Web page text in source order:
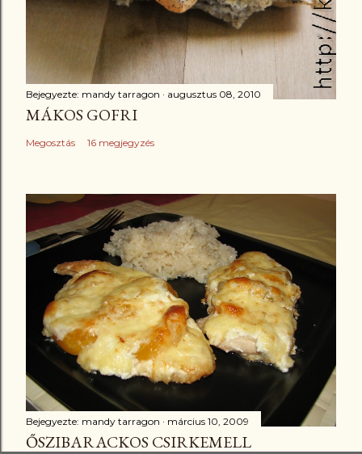
Bejegyezte: mandy tarragon augusztus 08, 2010
MÁKOS GOFRI
Megosztás 16 megjegyzés
Bejegyezte: mandy tarragon március 10, 2009
ŐSZIBARACKOS CSIRKEMELL